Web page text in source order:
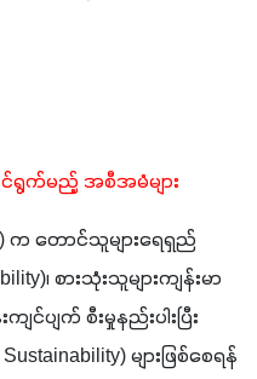
ရွက်မည့် အစီအမံများ
က တောင်သူများရေရှည်
၊ စားသုံးသူများကျန်းမာ
ျင်ပျက် စီးမှုနည်းပါးပြီး
များဖြစ်စေရန်